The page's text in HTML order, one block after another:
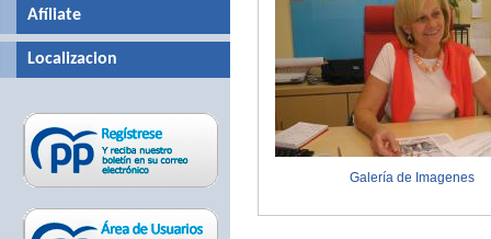
Galería de Imagenes
Afíliate
Localizacion